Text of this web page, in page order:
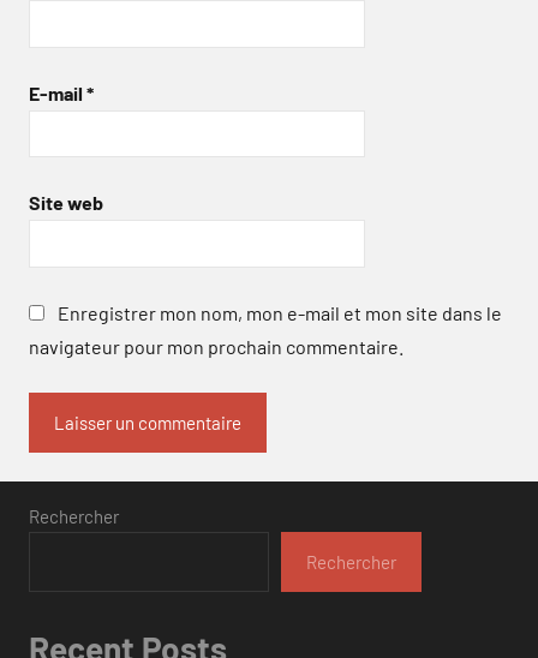
E-mail *
Site web
Enregistrer mon nom, mon e-mail et mon site dans le
navigateur pour mon prochain commentaire.
Rechercher
Rechercher
Recent Posts